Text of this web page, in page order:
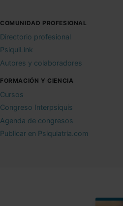
COMUNIDAD PROFESIONAL
Directorio profesional
PsiquiLink
Autores y colaboradores
FORMACIÓN Y CIENCIA
Cursos
Congreso Interpsiquis
Agenda de congresos
Publicar en Psiquiatria.com